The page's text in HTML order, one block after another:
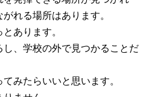
れる場所はあります。
あります。
、学校の外で見つかることだ
みたらいいと思います。